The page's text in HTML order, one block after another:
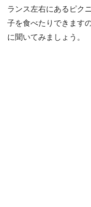
ランス左右にあるピク
子を食べたりできます
に聞いてみましょう。